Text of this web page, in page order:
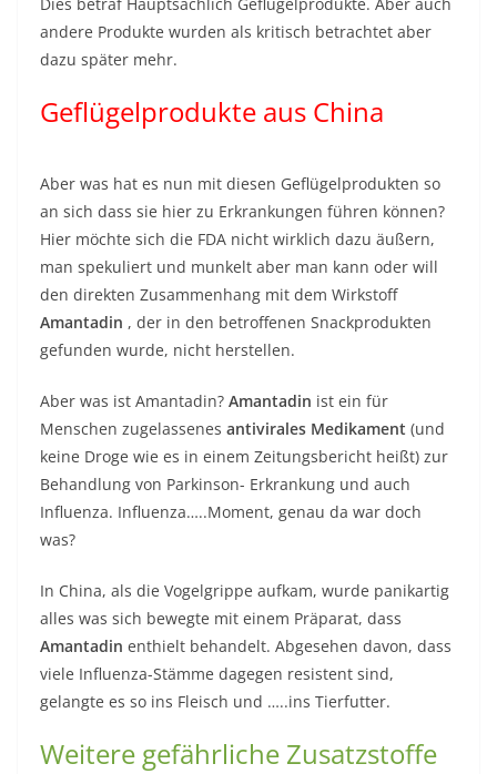
andere Produkte wurden als kritisch betrachtet aber
dazu später mehr.
Geflügelprodukte aus China
Aber was hat es nun mit diesen Geflügelprodukten so
an sich dass sie hier zu Erkrankungen führen können?
Hier möchte sich die FDA nicht wirklich dazu äußern,
man spekuliert und munkelt aber man kann oder will
den direkten Zusammenhang mit dem Wirkstoff
Amantadin , der in den betroffenen Snackprodukten
gefunden wurde, nicht herstellen.
Aber was ist Amantadin? Amantadin ist ein für
Menschen zugelassenes antivirales Medikament (und
keine Droge wie es in einem Zeitungsbericht heißt) zur
Behandlung von Parkinson- Erkrankung und auch
Influenza. Influenza…..Moment, genau da war doch
was?
In China, als die Vogelgrippe aufkam, wurde panikartig
alles was sich bewegte mit einem Präparat, dass
Amantadin enthielt behandelt. Abgesehen davon, dass
viele Influenza-Stämme dagegen resistent sind,
gelangte es so ins Fleisch und …..ins Tierfutter.
Weitere gefährliche Zusatzstoffe